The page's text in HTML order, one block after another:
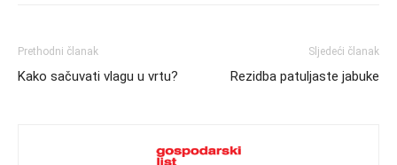
Prethodni članak
Kako sačuvati vlagu u vrtu?
Sljedeći članak
Rezidba patuljaste jabuke